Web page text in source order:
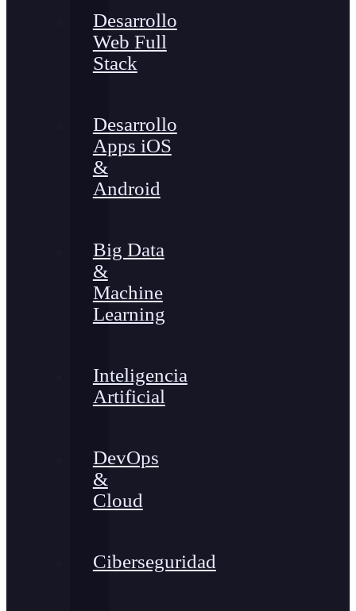
Desarrollo
Web Full
Stack
Desarrollo
Apps iOS
&
Android
Big Data
&
Machine
Learning
Inteligencia
Artificial
DevOps
&
Cloud
Ciberseguridad